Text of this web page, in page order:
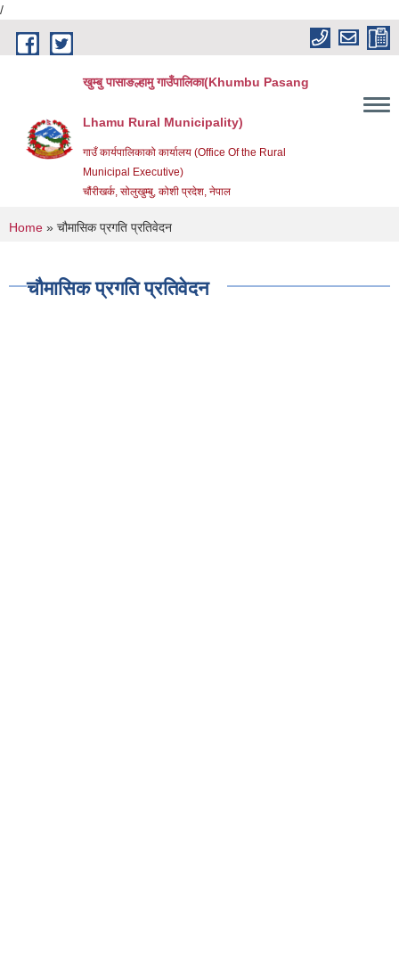
/
Skip to main content
खुम्बु पासाङल्हामु गाउँपालिका(Khumbu Pasang
Lhamu Rural Municipality)
गाउँ कार्यपालिकाको कार्यालय (Office Of the Rural
Municipal Executive)
चौंरीखर्क, सोलुखुम्बु, कोशी प्रदेश, नेपाल
You are here
Home » चौमासिक प्रगति प्रतिवेदन
चौमासिक प्रगति प्रतिवेदन